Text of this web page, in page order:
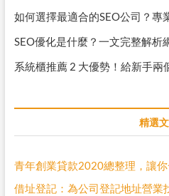
如何選擇最適合的SEO公司？專
SEO優化是什麼？一文完整解析
系統櫃推薦 2 大優勢！給新手兩
精選
青年創業貸款2020總整理，讓
借址登記：為公司登記地址營業